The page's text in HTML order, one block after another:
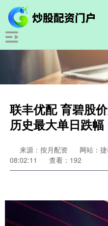
联丰优配 育碧股
历史最大单日跌幅
来源：按月配资 网站：
08:02:11
查看：192